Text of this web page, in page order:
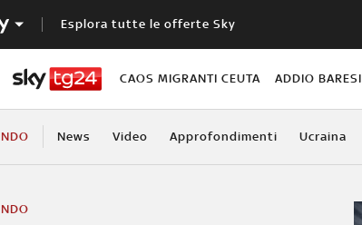
Esplora tutte le offerte Sky
CAOS MIGRANTI CEUTA ADDIO BARESI
News Video Approfondimenti Ucraina